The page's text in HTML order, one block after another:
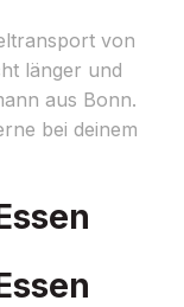
von
länger und
aus Bonn.
bei deinem